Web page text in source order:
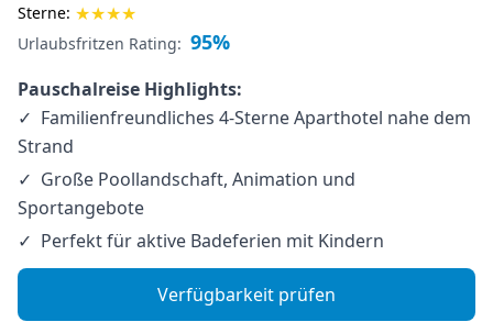
Sterne: ★★★★
Urlaubsfritzen Rating: 95%
Pauschalreise Highlights:
Familienfreundliches 4-Sterne Aparthotel nahe dem
Strand
Große Poollandschaft, Animation und
Sportangebote
Perfekt für aktive Badeferien mit Kindern
Verfügbarkeit prüfen